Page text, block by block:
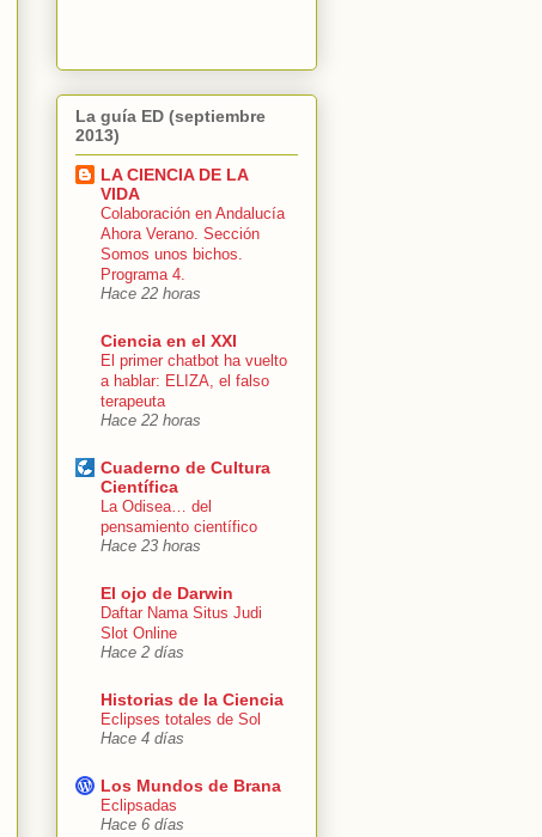
La guía ED (septiembre
2013)
LA CIENCIA DE LA
VIDA
Colaboración en Andalucía
Ahora Verano. Sección
Somos unos bichos.
Programa 4.
Hace 22 horas
Ciencia en el XXI
El primer chatbot ha vuelto
a hablar: ELIZA, el falso
terapeuta
Hace 22 horas
Cuaderno de Cultura
Científica
La Odisea… del
pensamiento científico
Hace 23 horas
El ojo de Darwin
Daftar Nama Situs Judi
Slot Online
Hace 2 días
Historias de la Ciencia
Eclipses totales de Sol
Hace 4 días
Los Mundos de Brana
Eclipsadas
Hace 6 días